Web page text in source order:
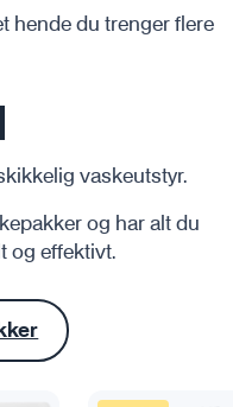
hende du trenger flere
vaskeutstyr.
og har alt du
og effektivt.